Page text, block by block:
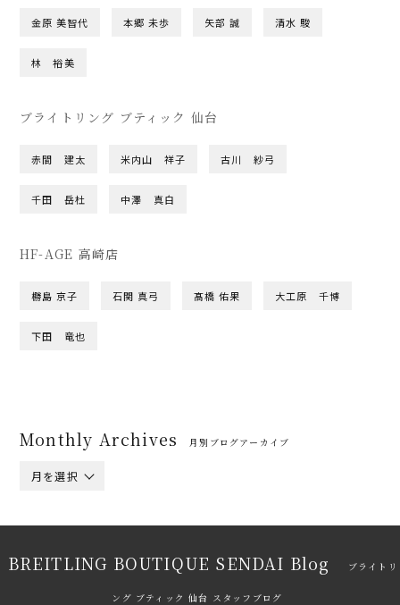
金原 美智代 本郷 未歩 矢部 誠 清水 駿
林 裕美
ブライトリング ブティック 仙台
赤間 建太 米内山 祥子 古川 紗弓
千田 岳杜 中澤 真白
HF-AGE 高崎店
橳島 京子 石関 真弓 髙橋 佑果 大工原 千博
下田 竜也
Monthly Archives 月別ブログアーカイブ
月を選択
BREITLING BOUTIQUE SENDAI Blog ブライトリ
ング ブティック 仙台 スタッフブログ